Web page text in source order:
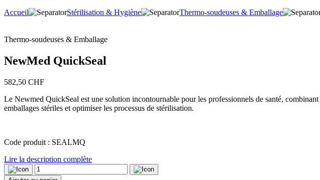
Accueil
Stérilisation & Hygiène Thermo-soudeuses & Emballage
Thermo-soudeuses & Emballage
NewMed QuickSeal
582,50 CHF
Le Newmed QuickSeal est une solution incontournable pour les professionnels de santé,
emballages stériles et optimiser les processus de stérilisation.
Code produit : SEALMQ
Lire la description complète
quantité
de